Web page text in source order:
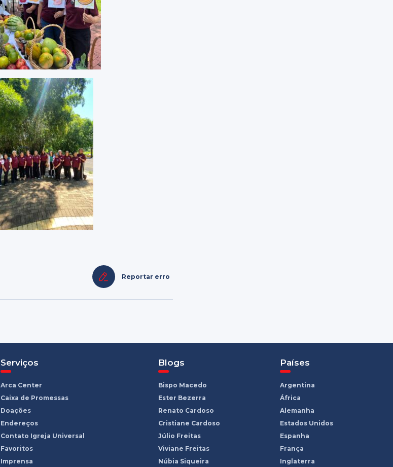
Reportar erro
Serviços
Arca Center
Caixa de Promessas
Doações
Endereços
Contato Igreja Universal
Favoritos
Imprensa
Blogs
Bispo Macedo
Ester Bezerra
Renato Cardoso
Cristiane Cardoso
Júlio Freitas
Viviane Freitas
Núbia Siqueira
Países
Argentina
África
Alemanha
Estados Unidos
Espanha
França
Inglaterra